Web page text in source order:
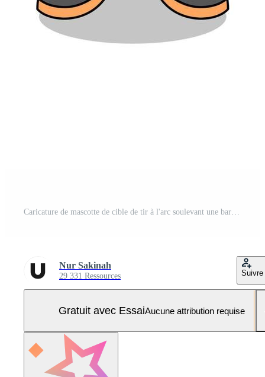
Caricature de mascotte de cible de tir à l'arc soulevant une barre Vecteur Pro et SVG Pro
Nur Sakinah
29 331 Ressources Suivre
Gratuit avec EssaiAucune attribution requise